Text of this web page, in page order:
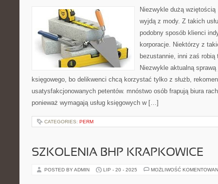
Niezwykle dużą wziętością
wyjdą z mody. Z takich
podobny sposób klienci
korporacje. Niektórzy z
bezustannie, inni zaś
Niezwykle aktualną
księgowego, bo delikwenci chcą korzystać tylko z służb,
usatysfakcjonowanych petentów. mnóstwo osób frapują biura
ponieważ wymagają usług księgowych w […]
CATEGORIES: PERM
SZKOLENIA BHP KRAPKOWICE
POSTED BY ADMIN LIP - 20 - 2025 MOŻLIWOŚĆ